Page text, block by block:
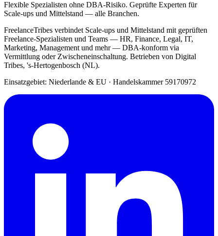
Flexible Spezialisten ohne DBA-Risiko. Geprüfte Experten für
Scale-ups und Mittelstand — alle Branchen.
FreelanceTribes verbindet Scale-ups und Mittelstand mit geprüften
Freelance-Spezialisten und Teams — HR, Finance, Legal, IT,
Marketing, Management und mehr — DBA-konform via
Vermittlung oder Zwischeneinschaltung. Betrieben von Digital
Tribes, 's-Hertogenbosch (NL).
Einsatzgebiet: Niederlande & EU · Handelskammer 59170972